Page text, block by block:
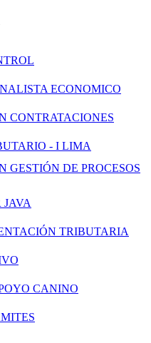
ECONOMICO
CONTRATACIONES
- I LIMA
GESTIÓN DE PROCESOS
TRIBUTARIA
CANINO